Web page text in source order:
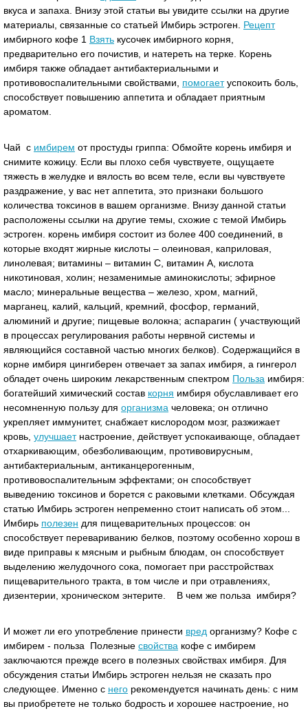
вкуса и запаха. Внизу этой статьи вы увидите ссылки на другие
материалы, связанные со статьей Имбирь эстроген. Рецепт
имбирного кофе 1 Взять кусочек имбирного корня,
предварительно его почистив, и натереть на терке. Корень
имбиря также обладает антибактериальными и
противовоспалительными свойствами, помогаетуспокоить боль,
способствует повышению аппетита и обладает приятным
ароматом.
Чай с имбирем от простуды гриппа: Обмойте корень имбиря и
снимите кожицу. Если вы плохо себя чувствуете, ощущаете
тяжесть в желудке и вялость во всем теле, если вы чувствуете
раздражение, у вас нет аппетита, это признаки большого
количества токсинов в вашем организме. Внизу данной статьи
расположены ссылки на другие темы, схожие с темой Имбирь
эстроген. корень имбиря состоит из более 400 соединений, в
которые входят жирные кислоты – олеиновая, каприловая,
линолевая; витамины – витамин С, витамин А, кислота
никотиновая, холин; незаменимые аминокислоты; эфирное
масло; минеральные вещества – железо, хром, магний,
марганец, калий, кальций, кремний, фосфор, германий,
алюминий и другие; пищевые волокна; аспарагин ( участвующий
в процессах регулирования работы нервной системы и
являющийся составной частью многих белков). Содержащийся в
корне имбиря цингиберен отвечает за запах имбиря, а гингерол
обладет очень широким лекарственным спектром Польза имбиря:
богатейший химический состав корня имбиря обуславливает его
несомненную пользу для организма человека; он отлично
укрепляет иммунитет, снабжает кислородом мозг, разжижает
кровь, улучшаетнастроение, действует успокаивающе, обладает
отхаркивающим, обезболивающим, противовирусным,
антибактериальным, антиканцерогенным,
противовоспалительным эффектами; он способствует
выведению токсинов и борется с раковыми клетками. Обсуждая
статью Имбирь эстроген непременно стоит написать об этом...
Имбирь полезен для пищеварительных процессов: он
способствует перевариванию белков, поэтому особенно хорош в
виде приправы к мясным и рыбным блюдам, он способствует
выделению желудочного сока, помогает при расстройствах
пищеварительного тракта, в том числе и при отравлениях,
дизентерии, хроническом энтерите. В чем же польза имбиря?
И может ли его употребление принести вред организму? Кофе с
имбирем - польза Полезные свойства кофе с имбирем
заключаются прежде всего в полезных свойствах имбиря. Для
обсуждения статьи Имбирь эстроген нельзя не сказать про
следующее. Именно с него рекомендуется начинать день: с ним
вы приобретете не только бодрость и хорошее настроение, но